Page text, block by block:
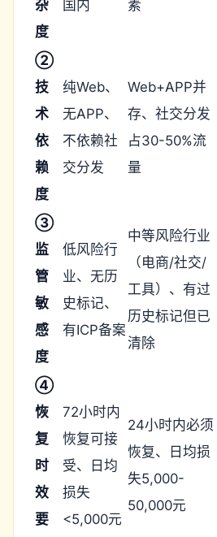
杂
度
国内 素
②
技
术
依
赖
度
纯Web、
无APP、
不依赖社
交分发
Web+APP并
存、社交分发
占30-50%流
量
③
监
管
敏
感
度
低风险行
业、无历
史标记、
有ICP备案
中等风险行业
（电商/社交/
工具）、有过
历史标记但已
清除
④
恢
复
时
效
要
72小时内
恢复可接
受、日均
损失
<5,000元
24小时内必须
恢复、日均损
失5,000-
50,000元